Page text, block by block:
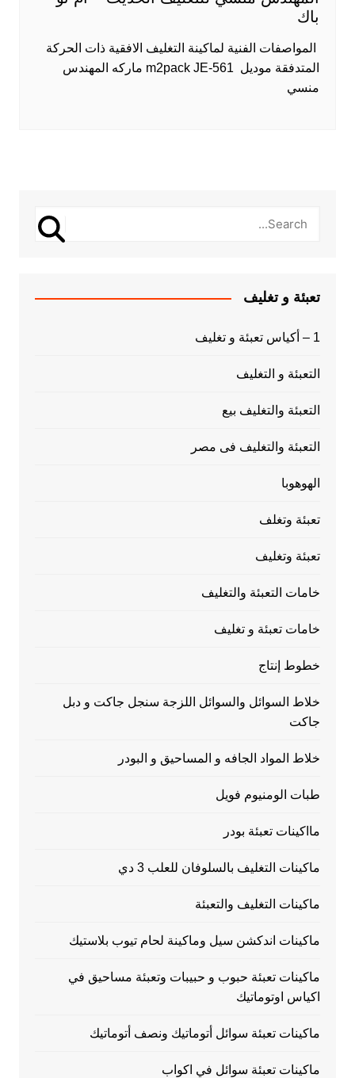
باك
​ المواصفات الفنية لماكينة التغليف الافقية ذات الحركة
المتدفقة موديل m2pack JE-561 ماركه المهندس
منسي
تعبئة و تغليف
1 – أكياس تعبئة و تغليف
التعبئة و التغليف
التعبئة والتغليف بيع
التعبئة والتغليف فى مصر
الهوهوبا
تعبئة وتغلف
تعبئة وتغليف
خامات التعبئة والتغليف
خامات تعبئة و تغليف
خطوط إنتاج
خلاط السوائل والسوائل اللزجة سنجل جاكت و دبل
جاكت
خلاط المواد الجافه و المساحيق و البودر
طبات الومنيوم فويل
مااكينات تعبئة بودر
ماكينات التغليف بالسلوفان للعلب 3 دي
ماكينات التغليف والتعبئة
ماكينات اندكشن سيل وماكينة لحام تيوب بلاستيك
ماكينات تعبئة حبوب و حبيبات وتعبئة مساحيق في
اكياس اوتوماتيك
ماكينات تعبئة سوائل أتوماتيك ونصف أتوماتيك
ماكينات تعبئة سوائل في اكواب